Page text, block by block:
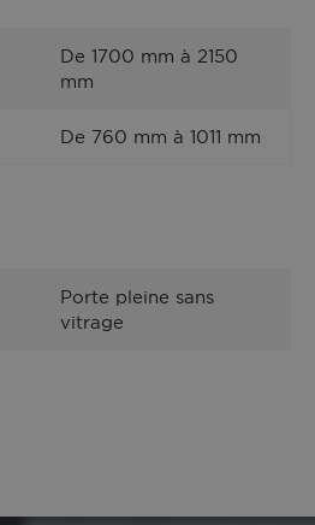
De 1700 mm à 2150
mm
De 760 mm à 1011 mm
Porte pleine sans
vitrage